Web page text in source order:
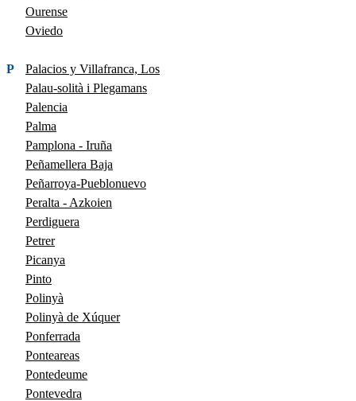
Ourense
Oviedo
P
Palacios y Villafranca, Los
Palau-solità i Plegamans
Palencia
Palma
Pamplona - Iruña
Peñamellera Baja
Peñarroya-Pueblonuevo
Peralta - Azkoien
Perdiguera
Petrer
Picanya
Pinto
Polinyà
Polinyà de Xúquer
Ponferrada
Ponteareas
Pontedeume
Pontevedra